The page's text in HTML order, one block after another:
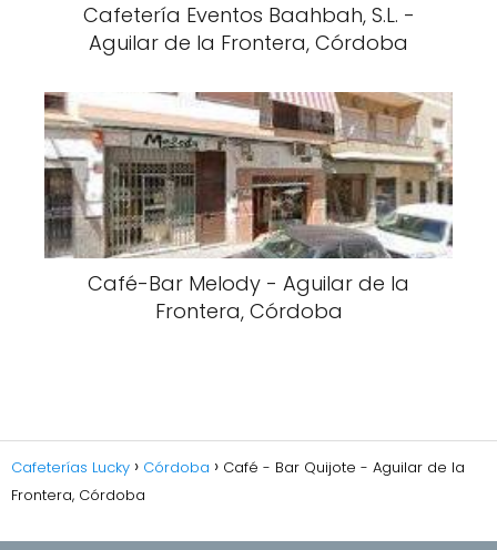
Cafetería Eventos Baahbah, S.L. -
Aguilar de la Frontera, Córdoba
Café-Bar Melody - Aguilar de la
Frontera, Córdoba
Cafeterías Lucky Córdoba
Café - Bar Quijote - Aguilar de la
Frontera, Córdoba